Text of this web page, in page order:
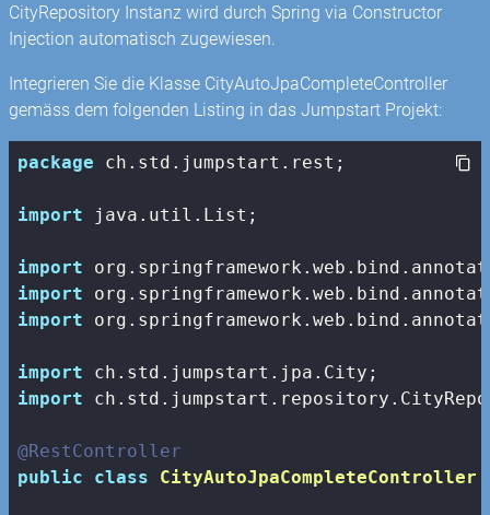
CityRepository Instanz wird durch Spring via Constructor
Injection automatisch zugewiesen.
Integrieren Sie die Klasse CityAutoJpaCompleteController
gemäss dem folgenden Listing in das Jumpstart Projekt:
package ch.std.jumpstart.rest;
import java.util.List;
import
import
import
import
import
@RestController
public
class CityAutoJpaCompleteController